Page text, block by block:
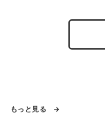
もっと見る